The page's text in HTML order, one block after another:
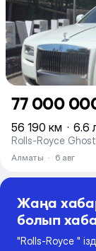
77 000
56 190 км · 6.6
Rolls-Royce
Алматы · 6 авг
Жаңа
болып
"Rolls-Royce "